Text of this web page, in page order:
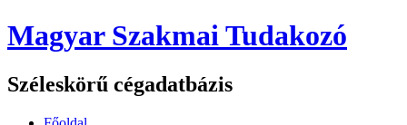
Magyar Szakmai Tudakozó
Széleskörű cégadatbázis